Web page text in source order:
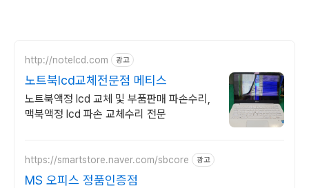
http://notelcd.com 광고
노트북lcd교체전문점 메티스
노트북액정 lcd 교체 및 부품판매 파손수리,
맥북액정 lcd 파손 교체수리 전문
https://smartstore.naver.com/sbcore 광고
MS 오피스 정품인증점